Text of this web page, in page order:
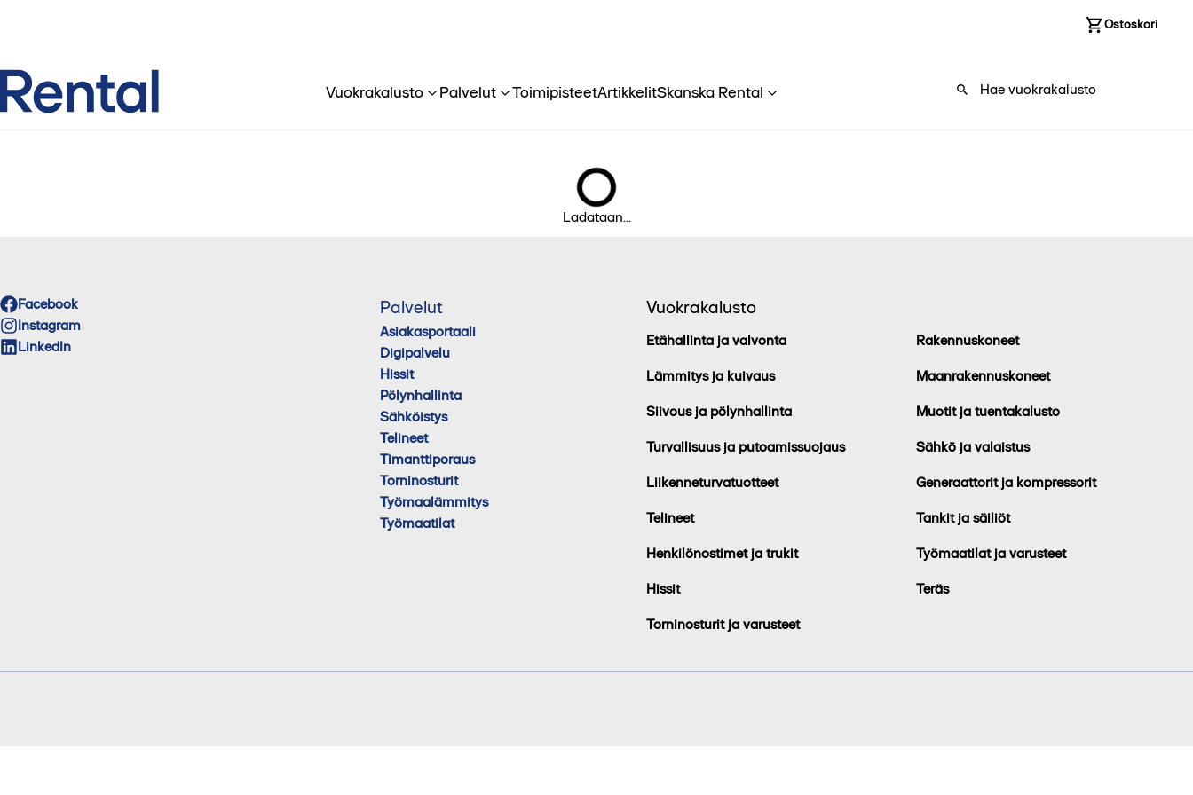
Ostoskori
Vuokrakalusto Palvelut ToimipisteetArtikkelitSkanska Rental
Ladataan...
Facebook
Instagram
LinkedIn
Palvelut
Asiakasportaali
Digipalvelu
Hissit
Pölynhallinta
Sähköistys
Telineet
Timanttiporaus
Torninosturit
Työmaalämmitys
Työmaatilat
Vuokrakalusto
Etähallinta ja valvonta
Lämmitys ja kuivaus
Siivous ja pölynhallinta
Turvallisuus ja putoamissuojaus
Liikenneturvatuotteet
Telineet
Henkilönostimet ja trukit
Hissit
Torninosturit ja varusteet
Rakennuskoneet
Maanrakennuskoneet
Muotit ja tuentakalusto
Sähkö ja valaistus
Generaattorit ja kompressorit
Tankit ja säiliöt
Työmaatilat ja varusteet
Teräs